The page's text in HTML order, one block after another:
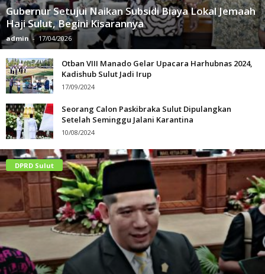
Gubernur Setujui Naikan Subsidi Biaya Lokal Jemaah
Haji Sulut, Begini Kisarannya
admin - 17/04/2026
Otban VIII Manado Gelar Upacara Harhubnas 2024,
Kadishub Sulut Jadi Irup
17/09/2024
Seorang Calon Paskibraka Sulut Dipulangkan
Setelah Seminggu Jalani Karantina
10/08/2024
DPRD Sulut